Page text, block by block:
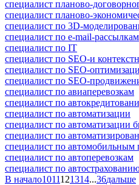
специалист планово-
специалист планово-
специалист по 3D-
специалист по e-mail-рассылкам
специалист по IT
специалист по SEO-и
специалист по SEO-
специалист по SEO-
специалист по авиаперевозкам
специалист по
специалист по автоматизации
специалист по автоматизации
специалист по
специалист по автомобильным
специалист по автоперевозкам
специалист по
В начало1011121314...36дальше